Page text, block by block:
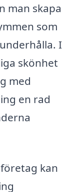
man skapa
som
I
skönhet
med
en rad
kan